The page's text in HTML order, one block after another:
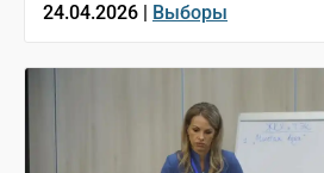
24.04.2026 | Выборы